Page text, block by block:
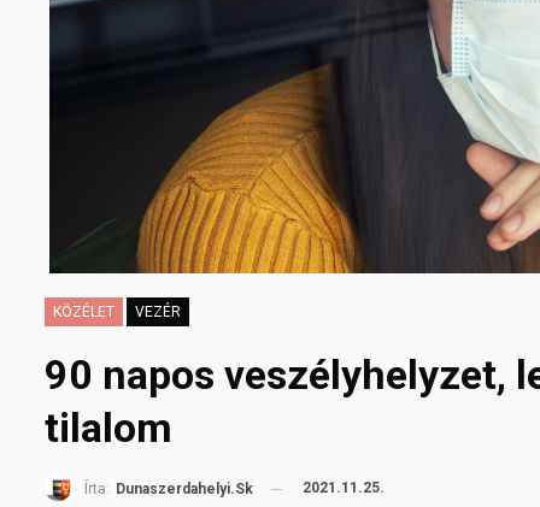
KÖZÉLET VEZÉR
90 napos veszélyhelyzet,
tilalom
Írta: Dunaszerdahelyi.sk 2021.11.25.